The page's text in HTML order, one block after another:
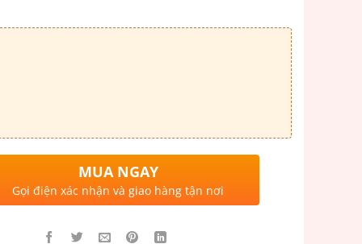
MUA NGAY
Gọi điện xác nhận và giao hàng tận nơi